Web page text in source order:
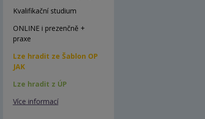
Kvalifikační studium
ONLINE i prezenčně +
praxe
Lze hradit ze Šablon OP
JAK
Lze hradit z ÚP
Více informací